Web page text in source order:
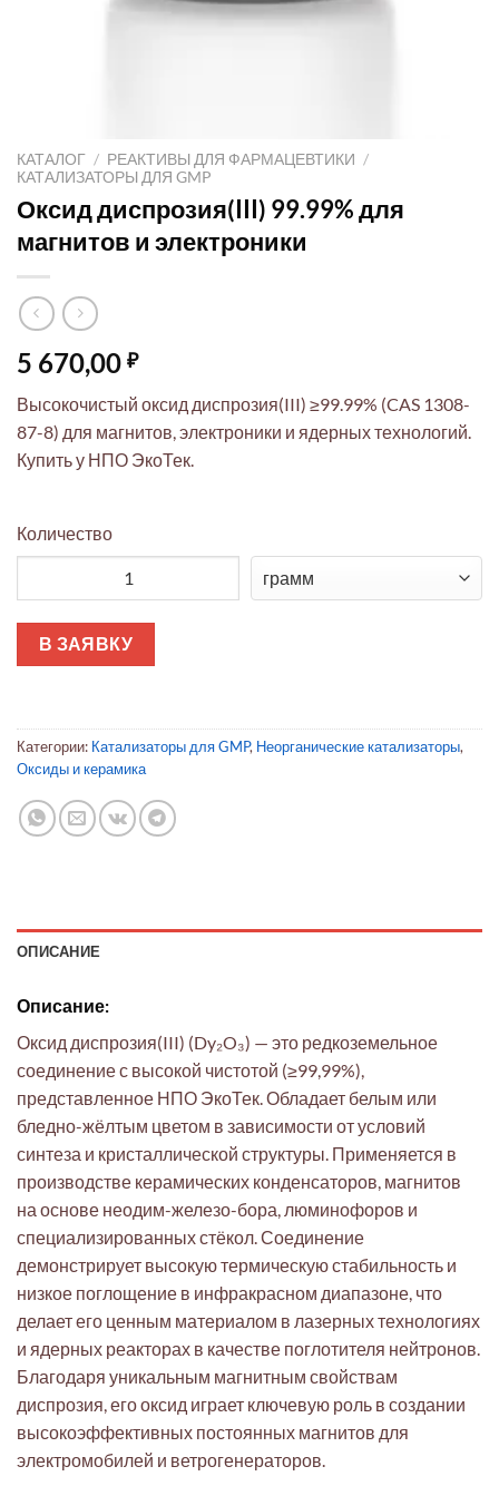
КАТАЛОГ / РЕАКТИВЫ ДЛЯ ФАРМАЦЕВТИКИ /
КАТАЛИЗАТОРЫ ДЛЯ GMP
Оксид диспрозия(III) 99.99% для
магнитов и электроники
5 670,00 ₽
Высокочистый оксид диспрозия(III) ≥99.99% (CAS 1308-
87-8) для магнитов, электроники и ядерных технологий.
Купить у НПО ЭкоТек.
Количество
В ЗАЯВКУ
Категории: Катализаторы для GMP, Неорганические катализаторы,
Оксиды и керамика
ОПИСАНИЕ
Описание:
Оксид диспрозия(III) (Dy₂O₃) — это редкоземельное
соединение с высокой чистотой (≥99,99%),
представленное НПО ЭкоТек. Обладает белым или
бледно-жёлтым цветом в зависимости от условий
синтеза и кристаллической структуры. Применяется в
производстве керамических конденсаторов, магнитов
на основе неодим-железо-бора, люминофоров и
специализированных стёкол. Соединение
демонстрирует высокую термическую стабильность и
низкое поглощение в инфракрасном диапазоне, что
делает его ценным материалом в лазерных технологиях
и ядерных реакторах в качестве поглотителя нейтронов.
Благодаря уникальным магнитным свойствам
диспрозия, его оксид играет ключевую роль в создании
высокоэффективных постоянных магнитов для
электромобилей и ветрогенераторов.